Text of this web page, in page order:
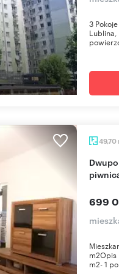
3
49,70
Dwupokojowe mieszkanie z balkonem i dużą
699
m2Opis
m2- 1